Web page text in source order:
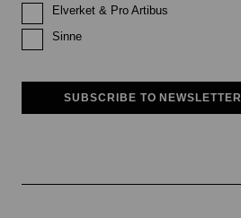
Elverket & Pro Artibus
Sinne
SUBSCRIBE TO NEWSLETTER